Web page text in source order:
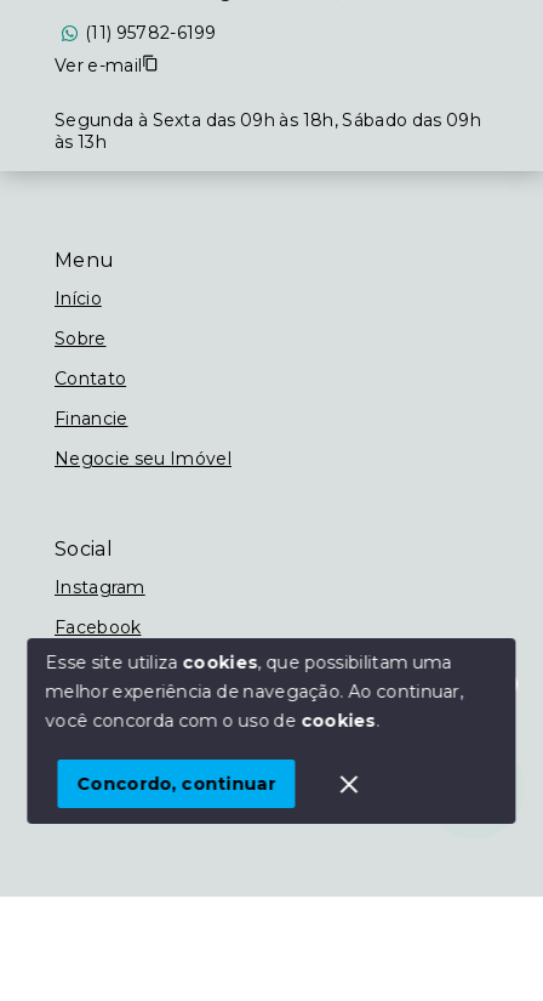
Olá! Estamos disponíveis para te ajudar.
Menu
Início
Sobre
Contato
Financie
Negocie seu Imóvel
Social
Instagram
Facebook
© Copyright 2026 - Imobiliária Nassif - Todos os
SITE PARA IMOBILIARIA
(11) 95782-6199
Ver e-mail
Segunda à Sexta das 09h às 18h, Sábado das 09h
às 13h
Esse site utiliza cookies, que possibilitam uma
melhor experiência de navegação.Ao continuar,
você concorda com o uso de cookies.
Concordo, continuar